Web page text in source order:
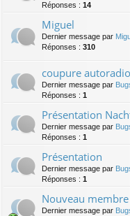
Réponses : 14
Miguel
Dernier message par
Réponses : 310
coupure
Dernier message par
Réponses : 1
Présentation
Dernier message par
Réponses : 1
Présentation
Dernier message par
Réponses : 1
Nouveau membre
Dernier message par